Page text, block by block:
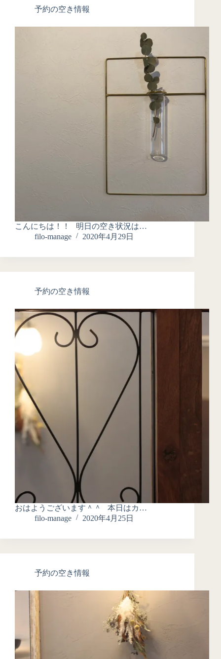
予約の空き情報
こんにちは！！ 明日の空き状況は…
filo-manage
2020年4月29日
予約の空き情報
おはようございます＾＾ 本日はカ…
filo-manage
2020年4月25日
予約の空き情報